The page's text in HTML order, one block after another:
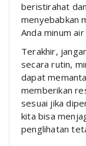
beristirahat
menyebabkan
Anda minum
Terakhir,
secara rutin,
dapat
memberikan
sesuai jika
kita bisa
penglihatan